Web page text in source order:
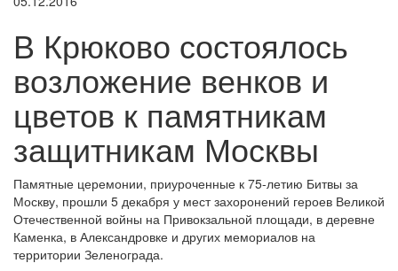
В Крюково состоялось
возложение венков и
цветов к памятникам
защитникам Москвы
Памятные церемонии, приуроченные к 75-летию Битвы за
Москву, прошли 5 декабря у мест захоронений героев Великой
Отечественной войны на Привокзальной площади, в деревне
Каменка, в Александровке и других мемориалов на
территории Зеленограда.